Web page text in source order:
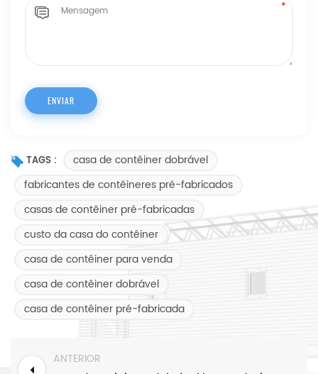
TAGS :
casa de contêiner dobrável
fabricantes de contêineres pré-fabricados
casas de contêiner pré-fabricadas
custo da casa do contêiner
casa de contêiner para venda
casa de contêiner dobrável
casa de contêiner pré-fabricada
ANTERIOR